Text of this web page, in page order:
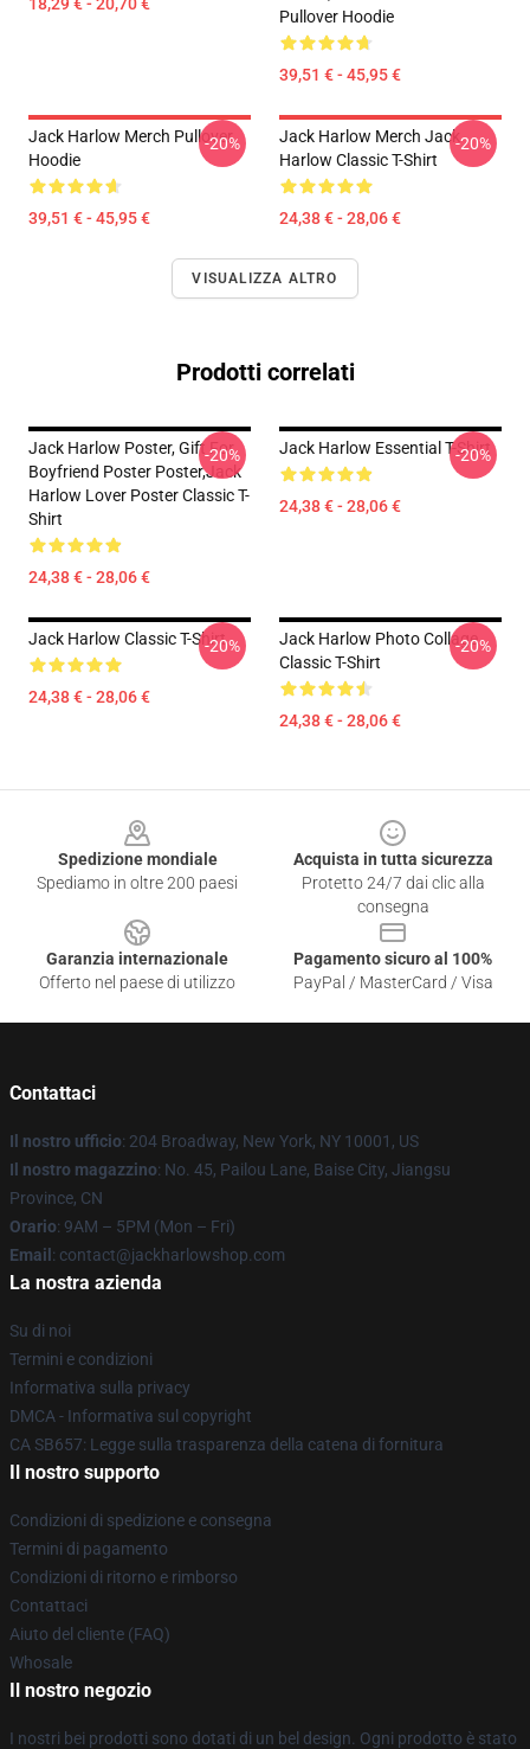
Pullover Hoodie
39,51 € - 45,95 €
Jack Harlow Merch Pullover
Hoodie
39,51 € - 45,95 €
-20%
Jack Harlow Merch Jack
Harlow Classic T-Shirt
24,38 € - 28,06 €
-20%
VISUALIZZA ALTRO
Prodotti correlati
Jack Harlow Poster, Gift For
Boyfriend Poster Poster,Jack
Harlow Lover Poster Classic T-
Shirt
24,38 € - 28,06 €
-20% Jack Harlow Essential T-Shirt
24,38 € - 28,06 €
-20%
Jack Harlow Classic T-Shirt
24,38 € - 28,06 €
-20%
Jack Harlow Photo Collage
Classic T-Shirt
24,38 € - 28,06 €
-20%
Spedizione mondiale
Spediamo in oltre 200 paesi
Acquista in tutta sicurezza
Protetto 24/7 dai clic alla
consegna
Garanzia internazionale
Offerto nel paese di utilizzo
Pagamento sicuro al 100%
PayPal / MasterCard / Visa
Contattaci
Il nostro ufficio: 204 Broadway, New York, NY 10001, US
Il nostro magazzino: No. 45, Pailou Lane, Baise City, Jiangsu
Province, CN
Orario: 9AM – 5PM (Mon – Fri)
Email : contact@jackharlowshop.com
La nostra azienda
Su di noi
Termini e condizioni
Informativa sulla privacy
DMCA - Informativa sul copyright
CA SB657: Legge sulla trasparenza della catena di fornitura
Il nostro supporto
Condizioni di spedizione e consegna
Termini di pagamento
Condizioni di ritorno e rimborso
Contattaci
Aiuto del cliente (FAQ)
Whosale
Il nostro negozio
I nostri bei prodotti sono dotati di un bel design. Ogni prodotto è stato